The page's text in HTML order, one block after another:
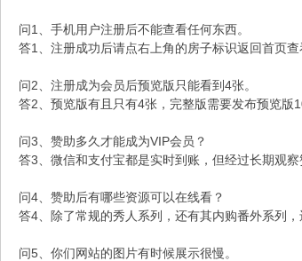
问1、手机用户注册后不能查看任何东西。
答1、注册成功后请点右上角的房子标识返回首页查
问2、注册成为会员后预览版只能看到4张。
答2、预览版有且只有4张，完整版需要发布预览版
问3、赞助多久才能成为VIP会员？
答3、微信和支付宝都是实时到账，但经过长期观
问4、赞助后有哪些资源可以在线看？
答4、除了常规的秀人系列，还有其内购番外系列
问5、你们网站的图片有时候展示很慢。